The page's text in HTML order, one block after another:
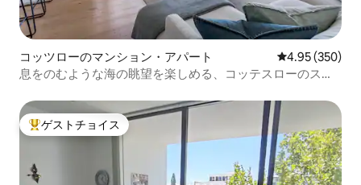
コッツローのマンション・アパート レビュー350
4.95 (350)
息をのむような海の眺望を楽しめる、コッテスローのスタ
大好評のゲストチョイスです。
ゲストチョイス